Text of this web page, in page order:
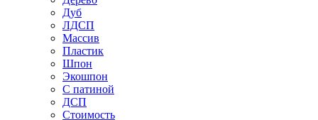
Дуб
ЛДСП
Массив
Пластик
Шпон
Экошпон
С патиной
ДСП
Стоимость